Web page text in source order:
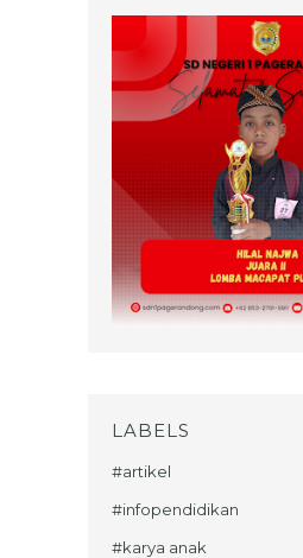
LABELS
#artikel
#infopendidikan
#karya anak